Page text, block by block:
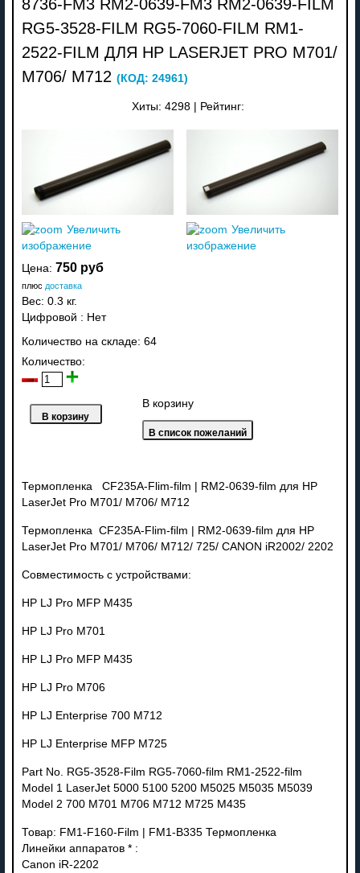
8736-FM3 RM2-0639-FM3 RM2-0639-FILM
RG5-3528-FILM RG5-7060-FILM RM1-
2522-FILM ДЛЯ HP LASERJET PRO M701/
M706/ M712 (КОД: 24961)
Хиты: 4298 Рейтинг:
Увеличить
изображение
Увеличить
изображение
Цена: 750 руб
плюс доставка
Вес: 0.3 кг.
Цифровой : Нет
Количество на складе: 64
Количество:
В корзину
Термопленка CF235A-Flim-film | RM2-0639-film для HP
LaserJet Pro M701/ M706/ M712
Термопленка CF235A-Flim-film | RM2-0639-film для HP
LaserJet Pro M701/ M706/ M712/ 725/ CANON iR2002/ 2202
Совместимость с устройствами:
HP LJ Pro MFP M435
HP LJ Pro M701
HP LJ Pro MFP M435
HP LJ Pro M706
HP LJ Enterprise 700 M712
HP LJ Enterprise MFP M725
Part No. RG5-3528-Film RG5-7060-film RM1-2522-film
Model 1 LaserJet 5000 5100 5200 M5025 M5035 M5039
Model 2 700 M701 M706 M712 M725 M435
Товар: FM1-F160-Film | FM1-B335 Термопленка
Линейки аппаратов * :
Canon iR-2202